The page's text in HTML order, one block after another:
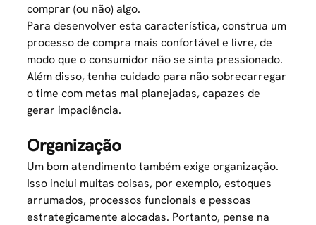
comprar (ou não) algo.
Para desenvolver esta característica, construa um
processo de compra mais confortável e livre, de
modo que o consumidor não se sinta pressionado.
Além disso, tenha cuidado para não sobrecarregar
o time com metas mal planejadas, capazes de
gerar impaciência.
Organização
Um bom atendimento também exige organização.
Isso inclui muitas coisas, por exemplo, estoques
arrumados, processos funcionais e pessoas
estrategicamente alocadas. Portanto, pense na